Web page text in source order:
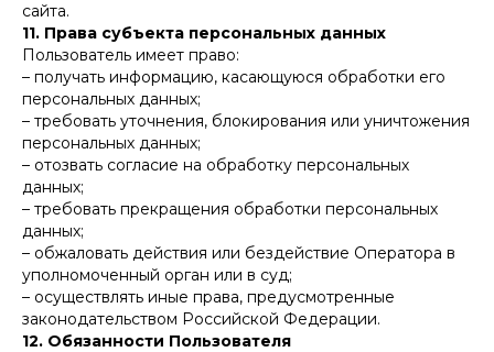
сайта.
11. Права субъекта персональных данных
Пользователь имеет право:
– получать информацию, касающуюся обработки его
персональных данных;
– требовать уточнения, блокирования или уничтожения
персональных данных;
– отозвать согласие на обработку персональных
данных;
– требовать прекращения обработки персональных
данных;
– обжаловать действия или бездействие Оператора в
уполномоченный орган или в суд;
– осуществлять иные права, предусмотренные
законодательством Российской Федерации.
12. Обязанности Пользователя